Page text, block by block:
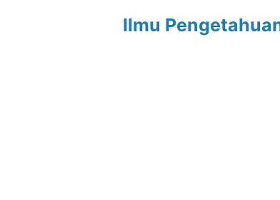
Ilmu